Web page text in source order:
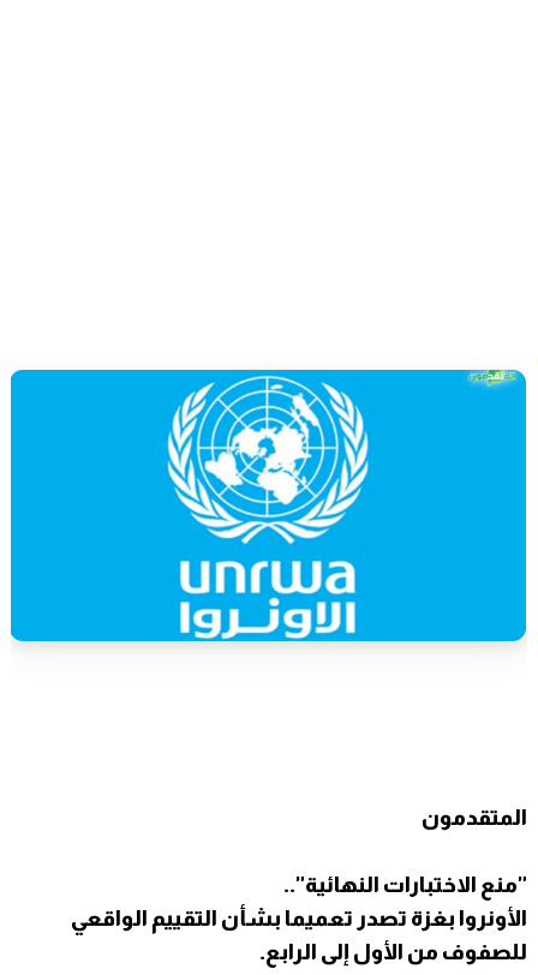
المتقدمون
"منع الاختبارات النهائية"..
الأونروا بغزة تصدر تعميما بشأن التقييم الواقعي
للصفوف من الأول إلى الرابع.